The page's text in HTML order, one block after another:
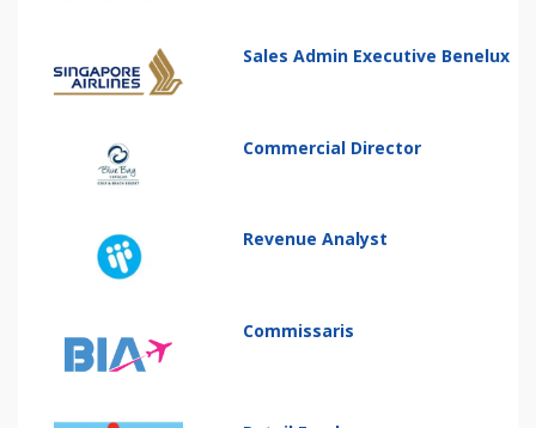
Sales Admin Executive Benelux
Commercial Director
Revenue Analyst
Commissaris